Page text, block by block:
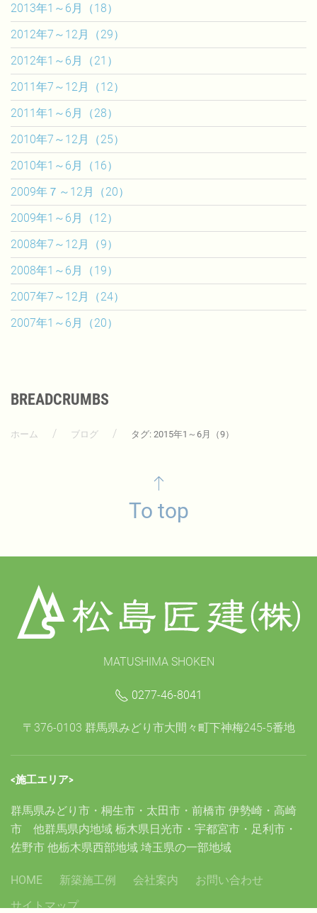
2013年1～6月（18）
2012年7～12月（29）
2012年1～6月（21）
2011年7～12月（12）
2011年1～6月（28）
2010年7～12月（25）
2010年1～6月（16）
2009年７～12月（20）
2009年1～6月（12）
2008年7～12月（9）
2008年1～6月（19）
2007年7～12月（24）
2007年1～6月（20）
BREADCRUMBS
ホーム ブログ タグ: 2015年1～6月（9）
To top
MATUSHIMA SHOKEN
0277-46-8041
〒376-0103 群馬県みどり市大間々町下神梅245-5番地
<施工エリア>
群馬県みどり市・桐生市・太田市・前橋市 伊勢崎・高崎
市 他群馬県内地域 栃木県日光市・宇都宮市・足利市・
佐野市 他栃木県西部地域 埼玉県の一部地域
HOME 新築施工例 会社案内
お問い合わせ
サイトマップ